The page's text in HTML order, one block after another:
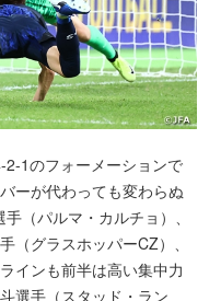
1のフォーメーションで
ーが代わっても変わらぬ
（パルマ・カルチョ）、
（グラスホッパーCZ）、
インも前半は高い集中力
選手（スタッド・ラン